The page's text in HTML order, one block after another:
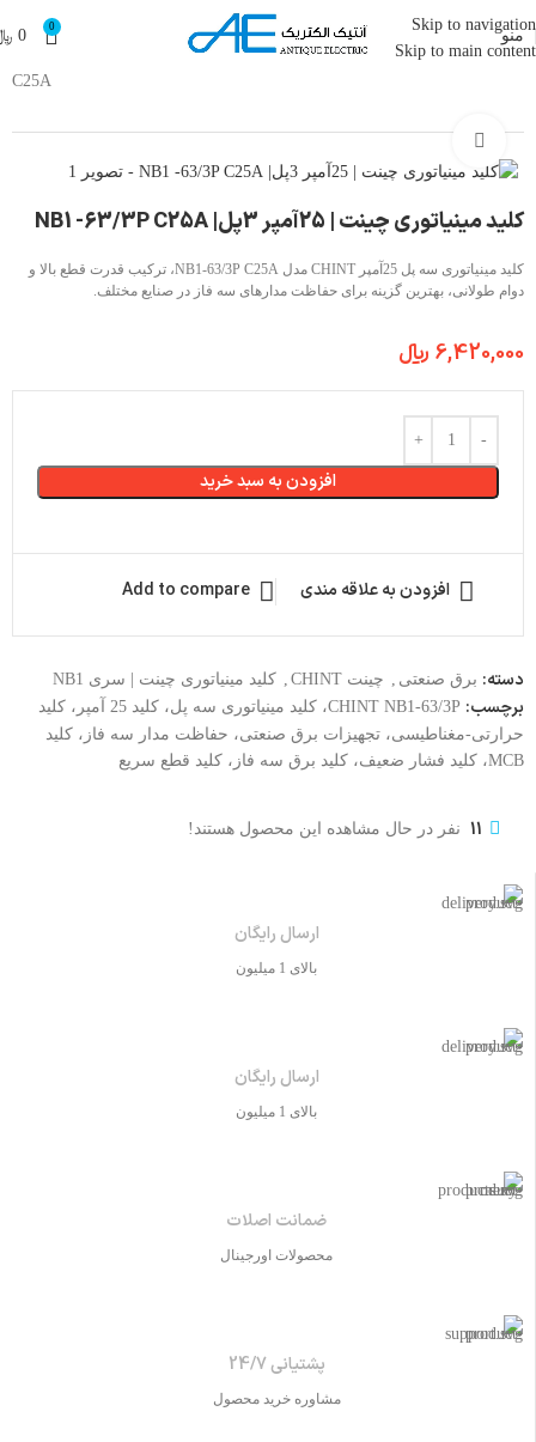
Skip to navigation
Skip to main content
منو 0
0
آنتیک الکتریک »فروشگاه»
C25A
بزرگنمایی تصویر
کلید مینیاتوری چینت | 25آمپر 3پل| NB1 -63/3P C25A
کلید مینیاتوری سه پل 25آمپر CHINT مدل NB1-63/3P C25A، ترکیب قدرت قطع بالا و
دوام طولانی، بهترین گزینه برای حفاظت مدارهای سه فاز در صنایع مختلف.
6,420,000 ﷼
افزودن به سبد خرید
افزودن به علاقه مندی Add to compare
دسته: برق صنعتی چینت CHINT کلید مینیاتوری چینت | سری NB1
برچسب:
CHINT NB1-63/3P، کلید مینیاتوری سه پل، کلید 25 آمپر، کلید
حرارتی-مغناطیسی، تجهیزات برق صنعتی، حفاظت مدار سه فاز، کلید
MCB، کلید فشار ضعیف، کلید برق سه فاز، کلید قطع سریع
11 نفر در حال مشاهده این محصول هستند!
ارسال رایگان
بالای 1 میلیون
ارسال رایگان
بالای 1 میلیون
ضمانت اصلات
محصولات اورجینال
پشتیانی 24/7
مشاوره خرید محصول